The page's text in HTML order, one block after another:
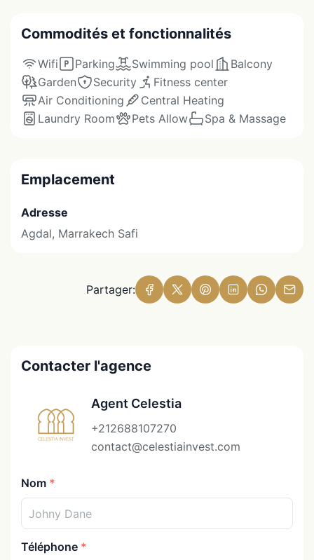
Commodités et fonctionnalités
Wifi Parking Swimming pool
Balcony
Garden
Security
Fitness center
Air Conditioning
Central Heating
Laundry Room
Pets Allow Spa & Massage
Emplacement
Adresse
Agdal, Marrakech Safi
Partager:
Contacter l'agence
Agent Celestia
+212688107270
contact@celestiainvest.com
Nom
Téléphone